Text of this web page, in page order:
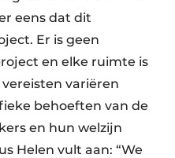
eens dat dit
Er is geen
en elke ruimte is
variëren
behoeften van de
en hun welzijn
Helen vult aan: “We